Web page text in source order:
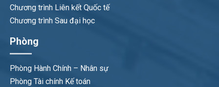
Chương trình Liên kết Quốc tế
Chương trình Sau đại học
Phòng
Phòng Hành Chính – Nhân sự
Phòng Tài chính Kế toán